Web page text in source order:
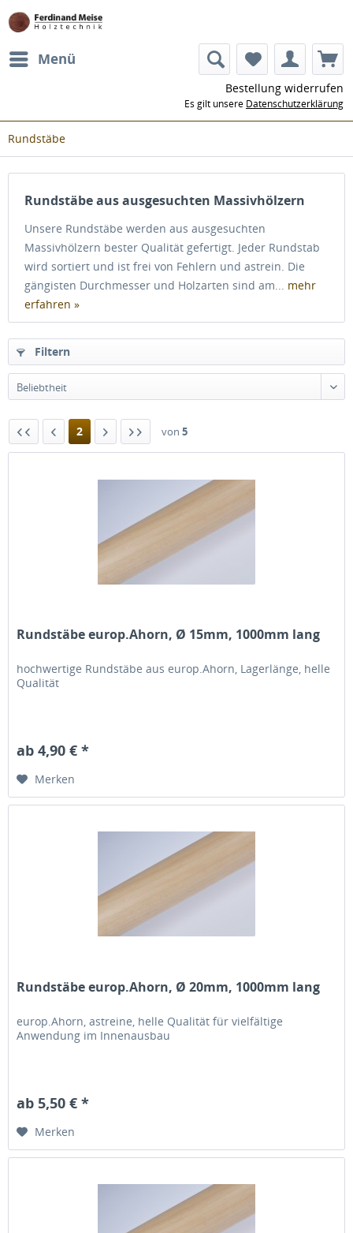
Menü
Bestellung widerrufen
Es gilt unsere Datenschutzerklärung
Rundstäbe
Rundstäbe aus ausgesuchten Massivhölzern
Unsere Rundstäbe werden aus ausgesuchten
Massivhölzern bester Qualität gefertigt. Jeder Rundstab
wird sortiert und ist frei von Fehlern und astrein. Die
gängisten Durchmesser und Holzarten sind am... mehr
erfahren »
Filtern
2 von 5
Rundstäbe europ.Ahorn, Ø 15mm, 1000mm lang
hochwertige Rundstäbe aus europ.Ahorn, Lagerlänge, helle
Qualität
ab 4,90 € *
Merken
Rundstäbe europ.Ahorn, Ø 20mm, 1000mm lang
europ.Ahorn, astreine, helle Qualität für vielfältige
Anwendung im Innenausbau
ab 5,50 € *
Merken